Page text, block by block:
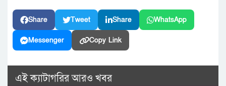
Share Tweet Share WhatsApp
Messenger Copy Link
এই ক্যাটাগরির আরও খবর